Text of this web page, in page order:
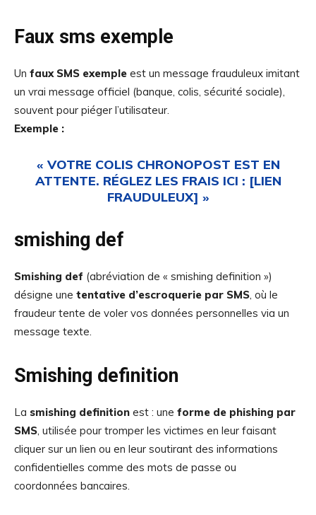
Faux sms exemple
Un faux SMS exemple est un message frauduleux imitant
un vrai message officiel (banque, colis, sécurité sociale),
souvent pour piéger l’utilisateur.
Exemple :
« VOTRE COLIS CHRONOPOST EST EN
ATTENTE. RÉGLEZ LES FRAIS ICI : [LIEN
FRAUDULEUX] »
smishing def
Smishing def (abréviation de « smishing definition »)
désigne une tentative d’escroquerie par SMS, où le
fraudeur tente de voler vos données personnelles via un
message texte.
Smishing definition
La smishing definition est : une forme de phishing par
SMS, utilisée pour tromper les victimes en leur faisant
cliquer sur un lien ou en leur soutirant des informations
confidentielles comme des mots de passe ou
coordonnées bancaires.